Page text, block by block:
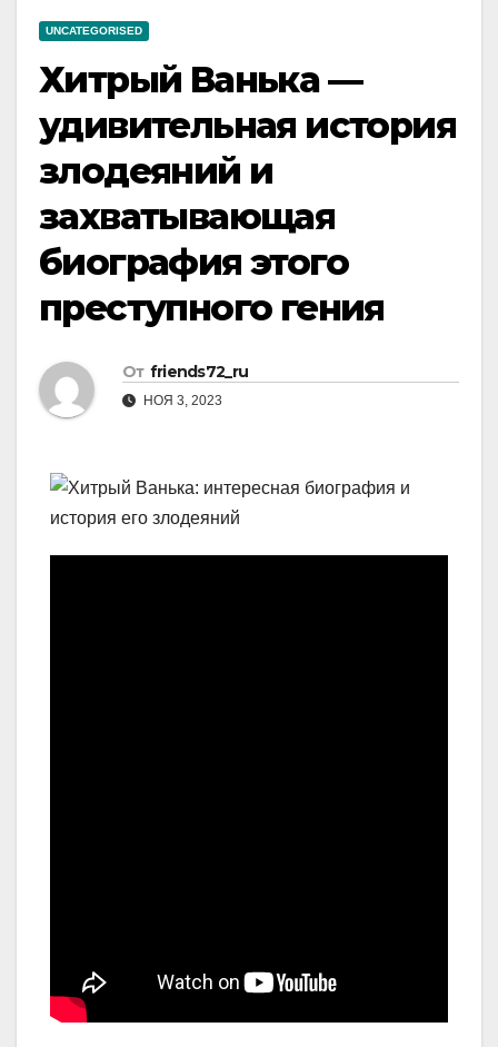
UNCATEGORISED
Хитрый Ванька —
удивительная история
злодеяний и
захватывающая
биография этого
преступного гения
От friends72_ru
НОЯ 3, 2023